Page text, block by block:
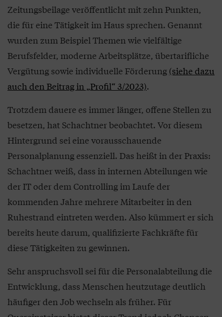
Zeitungsbeilage veröffentlicht mit zehn Punkten,
die für eine Tätigkeit im Haus sprechen. Genannt
wurden zum Beispiel Themen wie vielfältige
Berufsfelder, moderne Arbeitsplätze, übertarifliche
Vergütung sowie individuelle Förderung (siehe dazu
auch den Beitrag in „Profil“ 3/2023).
Trotzdem dauere es immer länger, offene Stellen zu
besetzen, hat Schachtner beobachtet. Vor diesem
Hintergrund sei eine vorausschauende
Personalplanung essenziell. Das heißt in der Praxis:
Schachtner weiß, dass in internen Abteilungen wie
der IT oder dem Controlling im Laufe der
kommenden Jahre mehrere Mitarbeiter in den
Ruhestrand eintreten werden. Also kümmert er sich
bereits heute darum, qualifizierte Fachkräfte für
diese Tätigkeiten zu gewinnen.
Sehr anspruchsvoll sei für die Personalabteilung die
Entwicklung, dass Menschen heutzutage deutlich
häufiger den Job wechseln als früher. Für